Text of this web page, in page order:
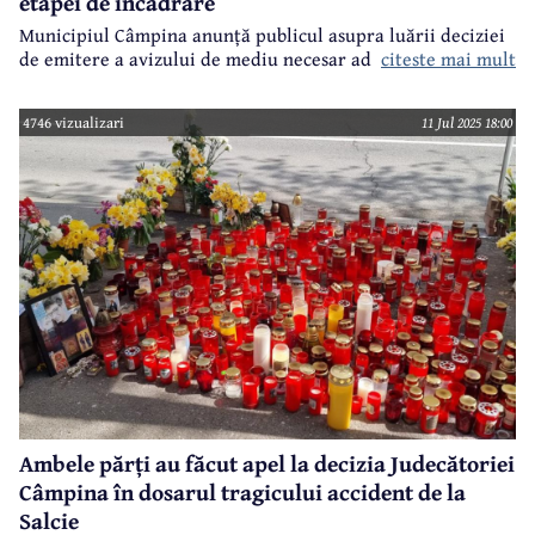
Municipiul Câmpina anunță publicul asupra luării deciziei
de emitere a avizului de mediu necesar adoptării planului:
citeste mai mult
4746 vizualizari 11 Jul 2025 18:00
Ambele părți au făcut apel la decizia Judecătoriei
Câmpina în dosarul tragicului accident de la
Salcie